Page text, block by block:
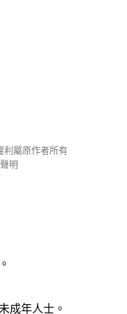
利屬原作者所有
明
成年人士。